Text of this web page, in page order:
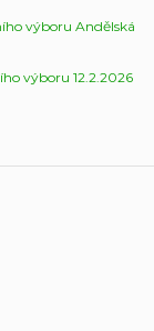
výboru Andělská
výboru 12.2.2026